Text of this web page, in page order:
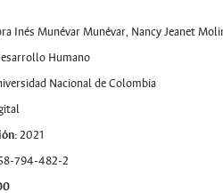
Inés Munévar Munévar, Nancy Jeanet
Humano
Nacional de Colombia
2021
794-482-2